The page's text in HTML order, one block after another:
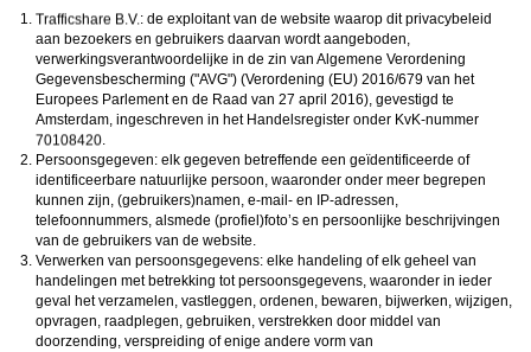
Zet iemand jou onder druk op deze website, bijvoorbeeld om persoonlijke of financiële
gegevens te verstrekken? Stop dan meteen met het communiceren met deze persoon.
Let er ook op dat mensen in staat zijn op een listige manier dergelijke gegevens van je
te verkrijgen. Communiceer daarom altijd oplettend en voorzichtig via deze website.
Voorkom dat jouw minderjarige kinderen met erotische of anderszins voor minderjarigen
ongeschikte online content in aanraking komen. Daarvoor enkele tips:
Installeer programma’s voor ouderlijk toezicht op jouw apparaat. Voorbeelden van
programma’s voor ouderlijk toezicht zijnNetnanny,Connectsafely , Kaspersky
Norton. Deze programma’s werken zodanig dat toegang tot specifieke websites en
online inhoud worden geblokkeerd. Vaak blokkeren deze programma’s standaard al
een groot aantal websites waarvan algemeen verondersteld wordt dat deze
ongeschikt zijn voor minderjarigen. Door middel van updates kunnen daar steeds
nieuwe websites aan worden toegevoegd.
Neem contact op met jouw internetprovider . Er zijn internetproviders die het mogelijk
maken dat bepaalde informatie van internet wordt gefilterd. Je kunt jouw
internetprovider raadplegen om na te vragen of deze service ook voor jou mogelijk
is.
Controleer jouw webbrowser. Informeer je over de werking van jouw webbrowser
zodat je kunt zien welke websites door jouw minderjarige kinderen zijn bezocht.
Door in geval van ongewenste sitebezoeken jouw minderjarige kinderen daarop
aan te spreken, kun je jouw kinderen leren dat de websites niet voor hun geschikt
: de exploitant van de website waarop dit privacybeleid
aan bezoekers en gebruikers daarvan wordt aangeboden,
verwerkingsverantwoordelijke in de zin van Algemene Verordening
Gegevensbescherming ("AVG") (Verordening (EU) 2016/679 van het
Europees Parlement en de Raad van 27 april 2016), gevestigd te
Amsterdam, ingeschreven in het Handelsregister onder KvK-nummer
.
Persoonsgegeven: elk gegeven betreffende een geïdentificeerde of
identificeerbare natuurlijke persoon, waaronder onder meer begrepen
kunnen zijn, (gebruikers)namen, e-mail- en IP-adressen,
telefoonnummers, alsmede (profiel)foto’s en persoonlijke beschrijvingen
van de gebruikers van de website.
Verwerken van persoonsgegevens: elke handeling of elk geheel van
handelingen met betrekking tot persoonsgegevens, waaronder in ieder
geval het verzamelen, vastleggen, ordenen, bewaren, bijwerken, wijzigen,
opvragen, raadplegen, gebruiken, verstrekken door middel van
doorzending, verspreiding of enige andere vorm van